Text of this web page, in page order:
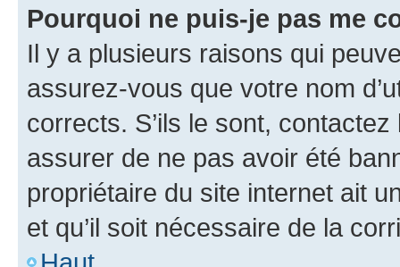
Pourquoi ne puis-je pas me
Il y a plusieurs raisons qui
assurez-vous que votre nom
corrects. S’ils le sont,
assurer de ne pas avoir été
propriétaire du site internet ait
et qu’il soit nécessaire de la